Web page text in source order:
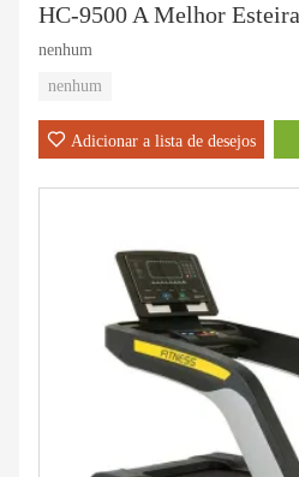
HC-9500 A Melhor
nenhum
nenhum
Adicionar a lista de desejos